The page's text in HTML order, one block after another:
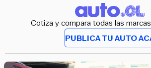
Cotiza y compara todas las
PUBLICA TU AUTO